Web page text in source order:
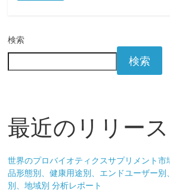
検索
検索
最近のリリース
世界のプロバイオティクスサプリメント
品形態別、健康用途別、エンドユーザー
別、地域別 分析レポート